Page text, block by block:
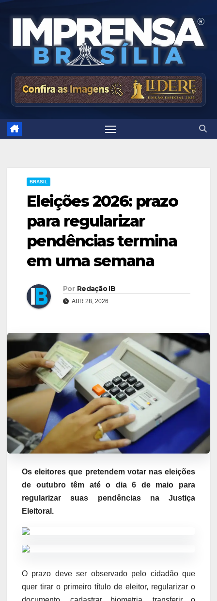
BRASIL
Eleições 2026: prazo
para regularizar
pendências termina
em uma semana
Por Redação IB
ABR 28, 2026
Os eleitores que pretendem votar nas eleições
de outubro têm até o dia 6 de maio para
regularizar suas pendências na Justiça
Eleitoral.
O prazo deve ser observado pelo cidadão que
quer tirar o primeiro título de eleitor, regularizar o